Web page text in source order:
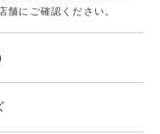
舗にご確認ください。